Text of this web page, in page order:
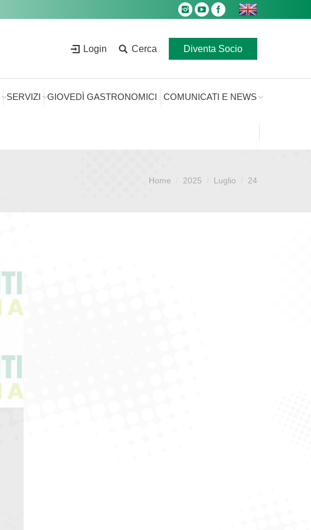
Login Cerca Diventa Socio
SERVIZI GIOVEDÌ GASTRONOMICI COMUNICATI E NEWS
Home 2025 Luglio 24